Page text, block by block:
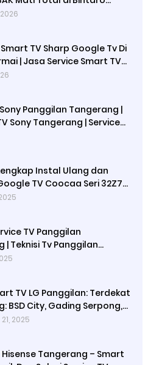
Selatan Terdekat &
TV Sharp Google Tv Di
| Jasa Service Smart TV
Panggilan Tangerang |
Sony Tangerang | Service
Instal Ulang dan
TV Coocaa Seri 32Z72,
TV Panggilan
| Teknisi Tv Panggilan
City, Gading Serpong,
TV LG Panggilan: Terdekat
BSD City, Gading Serpong,
Alam Sutera, Karawaci,
2025
Hisense Tangerang – Smart